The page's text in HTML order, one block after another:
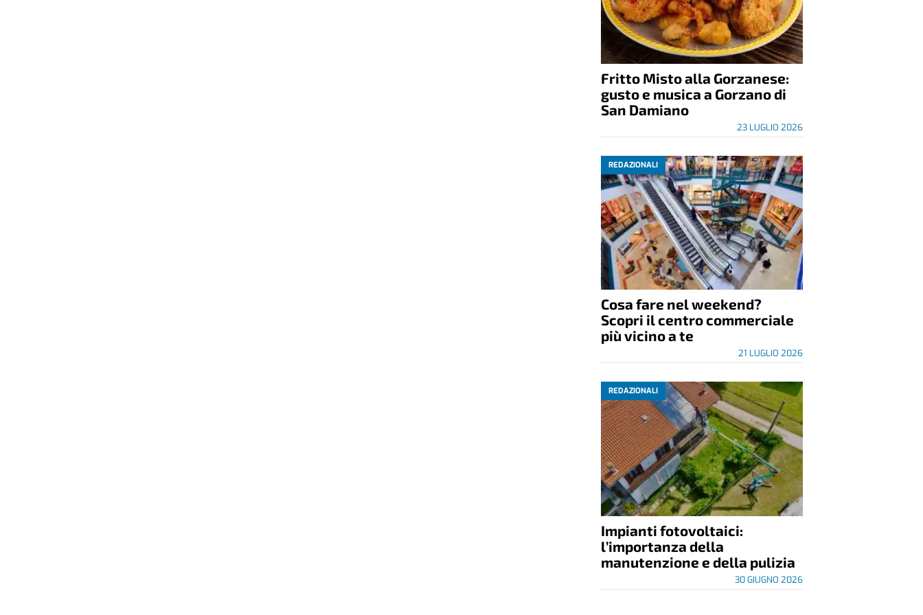
Fritto Misto alla Gorzanese:
gusto e musica a Gorzano di
San Damiano
23 LUGLIO 2026
REDAZIONALI
Cosa fare nel weekend?
Scopri il centro commerciale
più vicino a te
21 LUGLIO 2026
REDAZIONALI
Impianti fotovoltaici:
l’importanza della
manutenzione e della pulizia
30 GIUGNO 2026